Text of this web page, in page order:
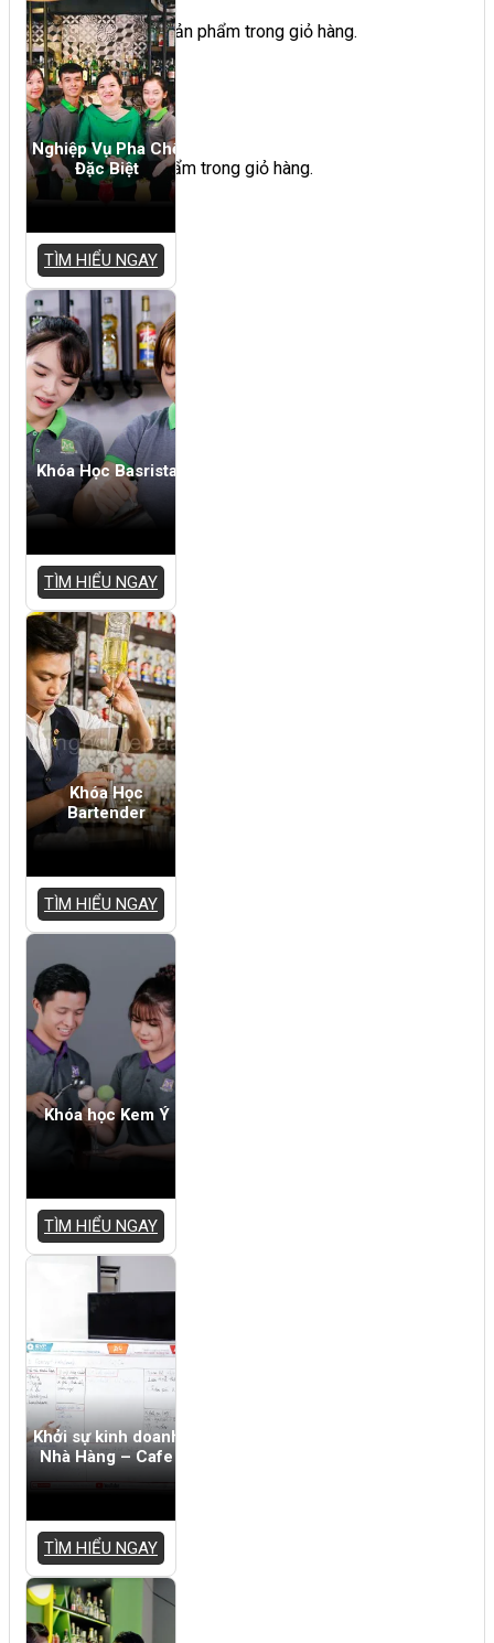
Chưa có sản phẩm trong giỏ hàng.
Giỏ hàng
Chưa có sản phẩm trong giỏ hàng.
Nghiệp Vụ Pha Chế
Đặc Biệt
TÌM HIỂU NGAY
Khóa Học Basrista
TÌM HIỂU NGAY
Khóa Học
Bartender
TÌM HIỂU NGAY
Khóa học Kem Ý
TÌM HIỂU NGAY
Khởi sự kinh doanh
Nhà Hàng – Cafe
TÌM HIỂU NGAY